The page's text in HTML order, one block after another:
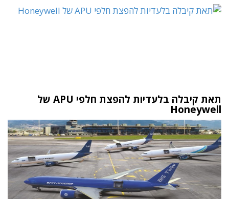
תאת קיבלה בלעדיות להפצת חלפי APU של
Honeywell